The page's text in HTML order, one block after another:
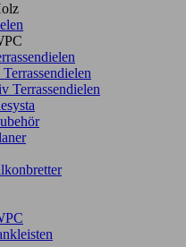
Terrassendielen